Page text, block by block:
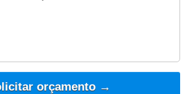
orçamento →